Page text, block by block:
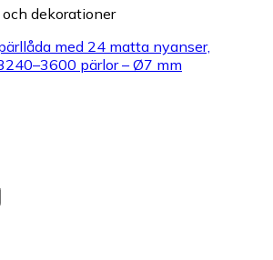
dekorationer
med 24 matta nyanser,
pärlor – Ø7 mm